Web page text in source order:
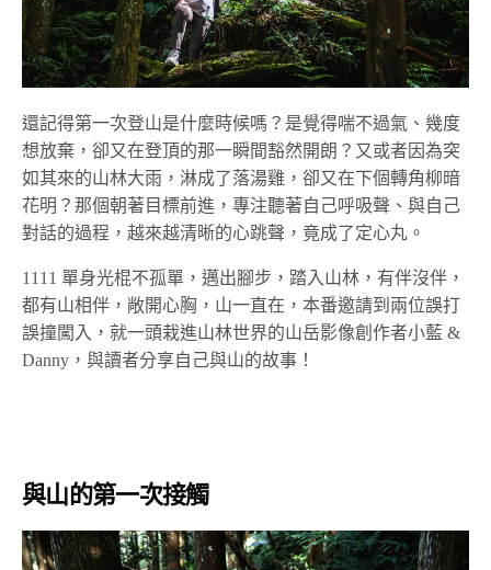
還記得第一次登山是什麼時候嗎？是覺得喘不過氣、幾度
想放棄，卻又在登頂的那一瞬間豁然開朗？又或者因為突
如其來的山林大雨，淋成了落湯雞，卻又在下個轉角柳暗
花明？那個朝著目標前進，專注聽著自己呼吸聲、與自己
對話的過程，越來越清晰的心跳聲，竟成了定心丸。
1111 單身光棍不孤單，邁出腳步，踏入山林，有伴沒伴，
都有山相伴，敞開心胸，山一直在，本番邀請到兩位誤打
誤撞闖入，就一頭栽進山林世界的山岳影像創作者小藍 &
Danny，與讀者分享自己與山的故事！
與山的第一次接觸